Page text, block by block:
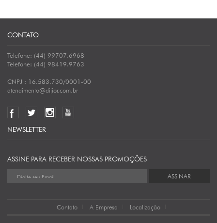
CONTATO
Telefone: (44) 99707.6968
Telefone: (44) 98419.9763
CNPJ : 16.583.730/0001-00
atendimento@dijior.com.br
NEWSLETTER
ASSINE PARA RECEBER NOSSAS PROMOÇÕES
ASSINAR
Contato A Empresa Localização